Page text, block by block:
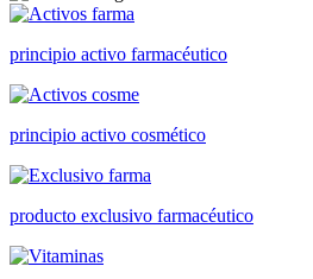
principio activo farmacéutico
principio activo cosmético
producto exclusivo farmacéutico